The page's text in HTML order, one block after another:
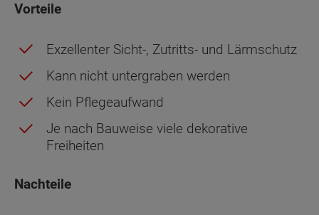
Vorteile
Exzellenter Sicht-, Zutritts- und Lärmschutz
Kann nicht untergraben werden
Kein Pflegeaufwand
Je nach Bauweise viele dekorative
Freiheiten
Nachteile